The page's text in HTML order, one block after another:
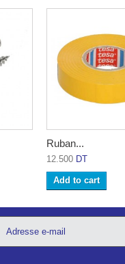
Ruban...
12.500 DT
Add to cart